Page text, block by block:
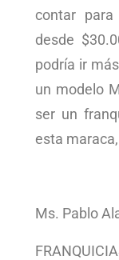
contar
desde
podría ir
un modelo
ser un
esta
Ms. Pablo